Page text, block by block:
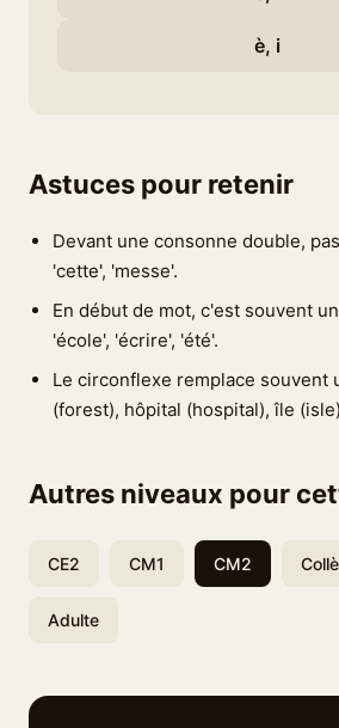
è, i
Astuces pour retenir
Devant une consonne double,
'cette', 'messe'.
En début de mot, c'est souvent
'école', 'écrire', 'été'.
Le circonflexe remplace souvent
(forest), hôpital (hospital), île
Autres niveaux pour
CE2 CM1 CM2
Adulte